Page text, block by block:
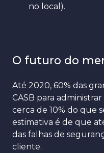
no local).
O futuro do
Até 2020, 60% das
CASB para
cerca de 10% do que
estimativa é de que a
das falhas de
cliente.